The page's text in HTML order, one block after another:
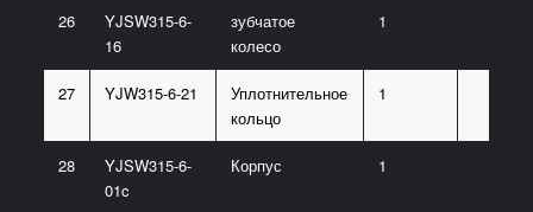
26
YJSW315-6-
16
зубчатое
колесо
1
27 YJW315-6-21
Уплотнительное
кольцо
1
28
YJSW315-6-
01c
Корпус 1